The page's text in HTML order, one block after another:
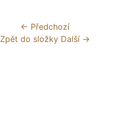
← Předchozí
Zpět do složky Další →